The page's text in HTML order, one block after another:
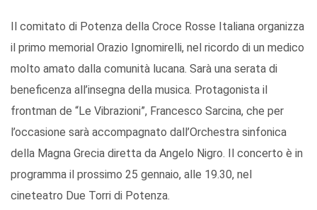
Il comitato di Potenza della Croce Rosse Italiana organizza
il primo memorial Orazio Ignomirelli, nel ricordo di un medico
molto amato dalla comunità lucana. Sarà una serata di
beneficenza all’insegna della musica. Protagonista il
frontman de “Le Vibrazioni”, Francesco Sarcina, che per
l’occasione sarà accompagnato dall’Orchestra sinfonica
della Magna Grecia diretta da Angelo Nigro. Il concerto è in
programma il prossimo 25 gennaio, alle 19.30, nel
cineteatro Due Torri di Potenza.